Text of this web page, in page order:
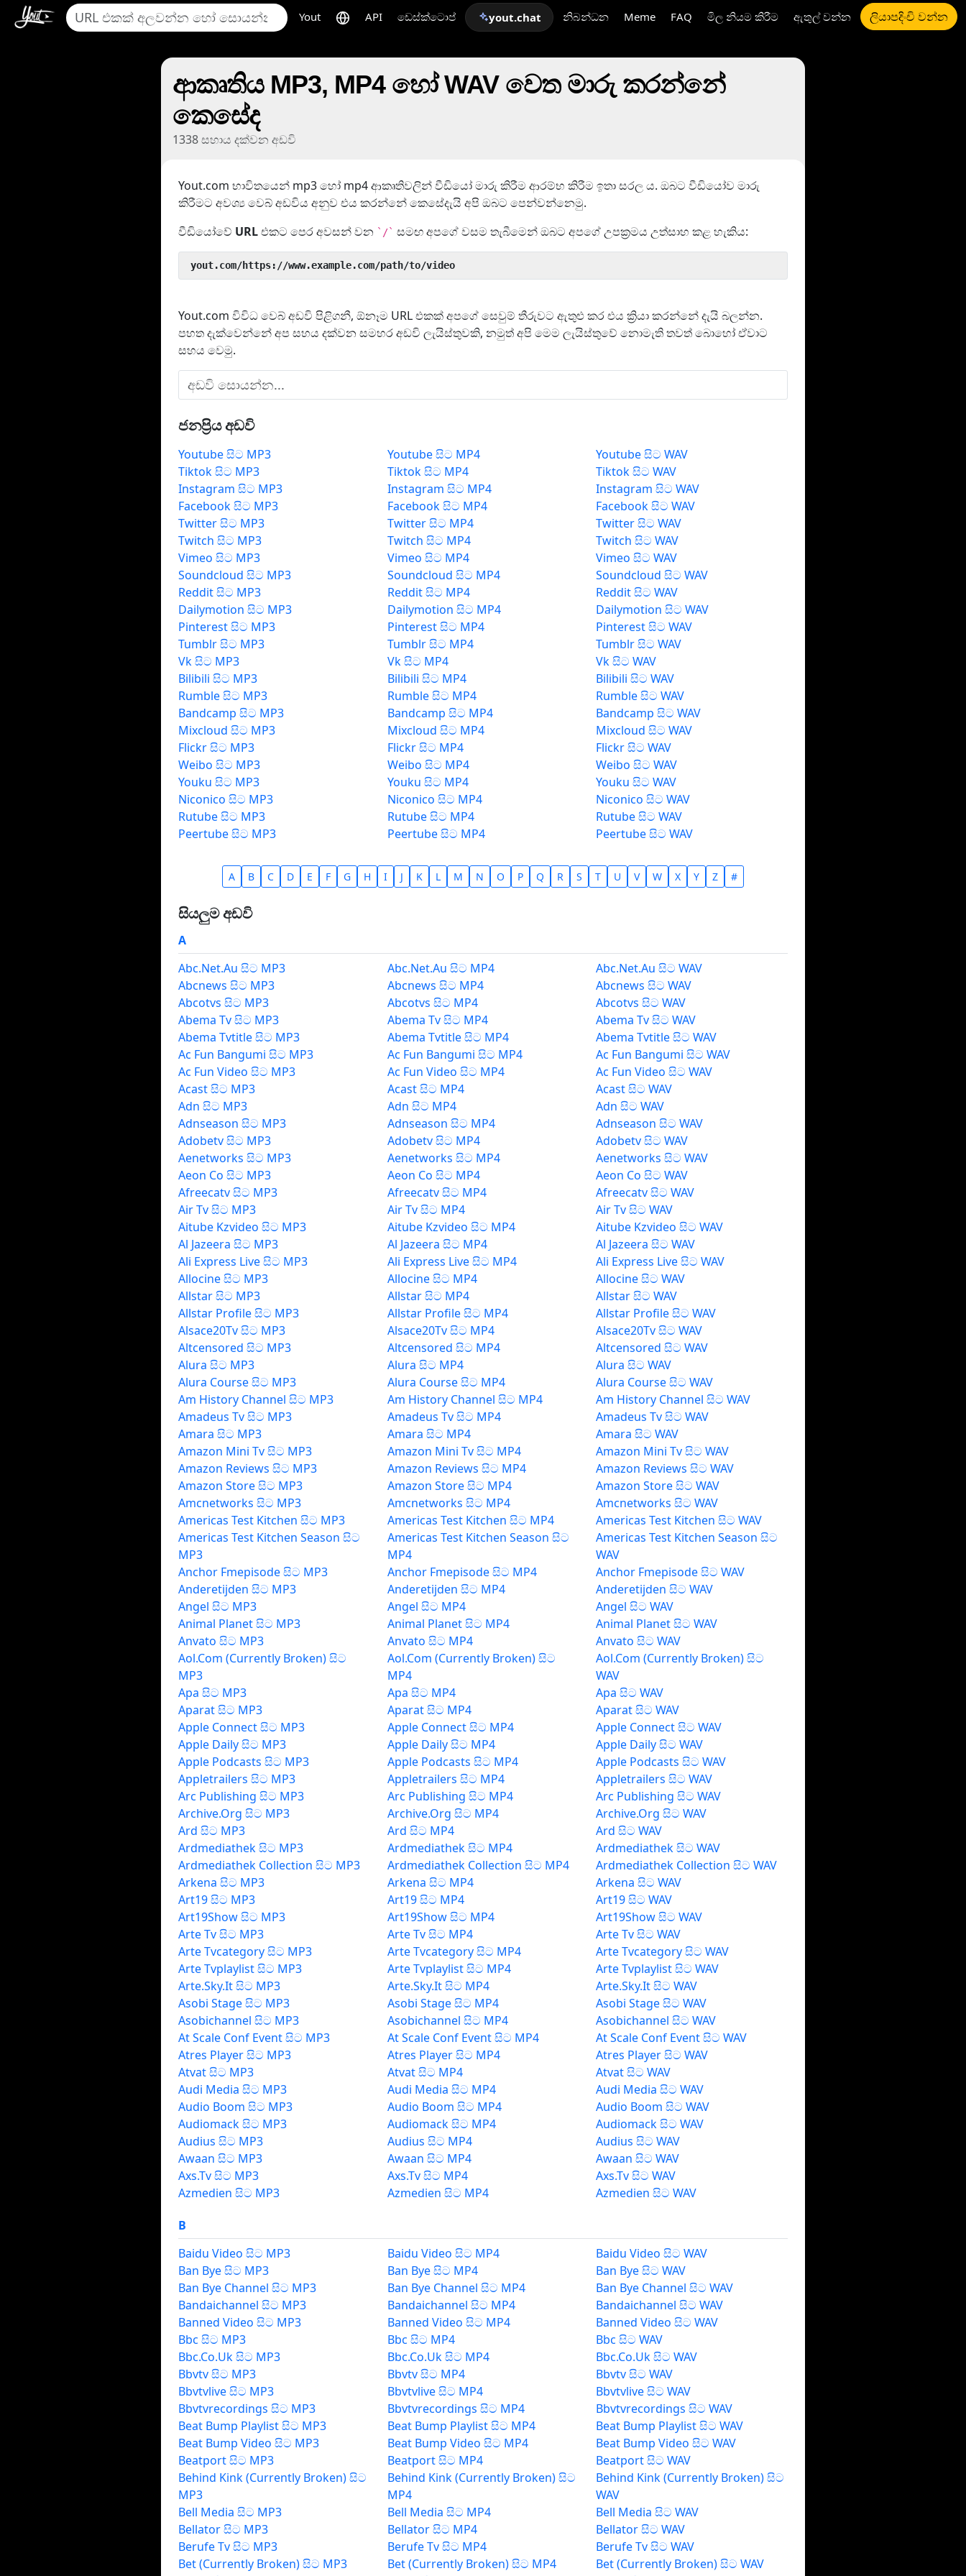
Yout API ඩෙස්ක්ටොප් yout.chat නිබන්ධන Meme FAQ මිල නියම කිරීම ඇතුල් වන්න ලියාපදිංචි වන්න
ආකෘතිය MP3, MP4 හෝ WAV වෙත මාරු කරන්නේ
කෙසේද
1338 සහාය දක්වන අඩවි
Yout.com භාවිතයෙන් mp3 හෝ mp4 ආකෘතිවලින් වීඩියෝ මාරු කිරීම ආරම්භ කිරීම ඉතා සරල ය. ඔබට වීඩියෝව මාරු
කිරීමට අවශ්‍ය වෙබ් අඩවිය අනුව එය කරන්නේ කෙසේදැයි අපි ඔබට පෙන්වන්නෙමු.
වීඩියෝවේ URLඑකට පෙර අවසන් වන `/` සමඟ අපගේ වසම තැබීමෙන් ඔබට අපගේ උපක්‍රමය උත්සාහ කළ හැකිය:
yout.com/https://www.example.com/path/to/video
Yout.com විවිධ වෙබ් අඩවි පිළිගනී, ඕනෑම URL එකක් අපගේ සෙවුම් තීරුවට ඇතුළු කර එය ක්‍රියා කරන්නේ දැයි බලන්න.
පහත දැක්වෙන්නේ අප සහය දක්වන සමහර අඩවි ලැයිස්තුවකි, නමුත් අපි මෙම ලැයිස්තුවේ නොමැති තවත් බොහෝ ඒවාට
සහය වෙමු.
ජනප්‍රිය අඩවි
Youtube සිට MP3
Tiktok සිට MP3
Instagram සිට MP3
Facebook සිට MP3
Twitter සිට MP3
Twitch සිට MP3
Vimeo සිට MP3
Soundcloud සිට MP3
Reddit සිට MP3
Dailymotion සිට MP3
Pinterest සිට MP3
Tumblr සිට MP3
Vk සිට MP3
Bilibili සිට MP3
Rumble සිට MP3
Bandcamp සිට MP3
Mixcloud සිට MP3
Flickr සිට MP3
Weibo සිට MP3
Youku සිට MP3
Niconico සිට MP3
Rutube සිට MP3
Peertube සිට MP3
Youtube සිට MP4
Tiktok සිට MP4
Instagram සිට MP4
Facebook සිට MP4
Twitter සිට MP4
Twitch සිට MP4
Vimeo සිට MP4
Soundcloud සිට MP4
Reddit සිට MP4
Dailymotion සිට MP4
Pinterest සිට MP4
Tumblr සිට MP4
Vk සිට MP4
Bilibili සිට MP4
Rumble සිට MP4
Bandcamp සිට MP4
Mixcloud සිට MP4
Flickr සිට MP4
Weibo සිට MP4
Youku සිට MP4
Niconico සිට MP4
Rutube සිට MP4
Peertube සිට MP4
Youtube සිට WAV
Tiktok සිට WAV
Instagram සිට WAV
Facebook සිට WAV
Twitter සිට WAV
Twitch සිට WAV
Vimeo සිට WAV
Soundcloud සිට WAV
Reddit සිට WAV
Dailymotion සිට WAV
Pinterest සිට WAV
Tumblr සිට WAV
Vk සිට WAV
Bilibili සිට WAV
Rumble සිට WAV
Bandcamp සිට WAV
Mixcloud සිට WAV
Flickr සිට WAV
Weibo සිට WAV
Youku සිට WAV
Niconico සිට WAV
Rutube සිට WAV
Peertube සිට WAV
A B C D E F G H I J K L M N O P Q R S T U V W X Y Z #
සියලුම අඩවි
A
Abc.Net.Au සිට MP3
Abcnews සිට MP3
Abcotvs සිට MP3
Abema Tv සිට MP3
Abema Tvtitle සිට MP3
Ac Fun Bangumi සිට MP3
Ac Fun Video සිට MP3
Acast සිට MP3
Adn සිට MP3
Adnseason සිට MP3
Adobetv සිට MP3
Aenetworks සිට MP3
Aeon Co සිට MP3
Afreecatv සිට MP3
Air Tv සිට MP3
Aitube Kzvideo සිට MP3
Al Jazeera සිට MP3
Ali Express Live සිට MP3
Allocine සිට MP3
Allstar සිට MP3
Allstar Profile සිට MP3
Alsace20Tv සිට MP3
Altcensored සිට MP3
Alura සිට MP3
Alura Course සිට MP3
Am History Channel සිට MP3
Amadeus Tv සිට MP3
Amara සිට MP3
Amazon Mini Tv සිට MP3
Amazon Reviews සිට MP3
Amazon Store සිට MP3
Amcnetworks සිට MP3
Americas Test Kitchen සිට MP3
Americas Test Kitchen Season සිට
MP3
Anchor Fmepisode සිට MP3
Anderetijden සිට MP3
Angel සිට MP3
Animal Planet සිට MP3
Anvato සිට MP3
Aol.Com (Currently Broken) සිට
MP3
Apa සිට MP3
Aparat සිට MP3
Apple Connect සිට MP3
Apple Daily සිට MP3
Apple Podcasts සිට MP3
Appletrailers සිට MP3
Arc Publishing සිට MP3
Archive.Org සිට MP3
Ard සිට MP3
Ardmediathek සිට MP3
Ardmediathek Collection සිට MP3
Arkena සිට MP3
Art19 සිට MP3
Art19Show සිට MP3
Arte Tv සිට MP3
Arte Tvcategory සිට MP3
Arte Tvplaylist සිට MP3
Arte.Sky.It සිට MP3
Asobi Stage සිට MP3
Asobichannel සිට MP3
At Scale Conf Event සිට MP3
Atres Player සිට MP3
Atvat සිට MP3
Audi Media සිට MP3
Audio Boom සිට MP3
Audiomack සිට MP3
Audius සිට MP3
Awaan සිට MP3
Axs.Tv සිට MP3
Azmedien සිට MP3
Abc.Net.Au සිට MP4
Abcnews සිට MP4
Abcotvs සිට MP4
Abema Tv සිට MP4
Abema Tvtitle සිට MP4
Ac Fun Bangumi සිට MP4
Ac Fun Video සිට MP4
Acast සිට MP4
Adn සිට MP4
Adnseason සිට MP4
Adobetv සිට MP4
Aenetworks සිට MP4
Aeon Co සිට MP4
Afreecatv සිට MP4
Air Tv සිට MP4
Aitube Kzvideo සිට MP4
Al Jazeera සිට MP4
Ali Express Live සිට MP4
Allocine සිට MP4
Allstar සිට MP4
Allstar Profile සිට MP4
Alsace20Tv සිට MP4
Altcensored සිට MP4
Alura සිට MP4
Alura Course සිට MP4
Am History Channel සිට MP4
Amadeus Tv සිට MP4
Amara සිට MP4
Amazon Mini Tv සිට MP4
Amazon Reviews සිට MP4
Amazon Store සිට MP4
Amcnetworks සිට MP4
Americas Test Kitchen සිට MP4
Americas Test Kitchen Season සිට
MP4
Anchor Fmepisode සිට MP4
Anderetijden සිට MP4
Angel සිට MP4
Animal Planet සිට MP4
Anvato සිට MP4
Aol.Com (Currently Broken) සිට
MP4
Apa සිට MP4
Aparat සිට MP4
Apple Connect සිට MP4
Apple Daily සිට MP4
Apple Podcasts සිට MP4
Appletrailers සිට MP4
Arc Publishing සිට MP4
Archive.Org සිට MP4
Ard සිට MP4
Ardmediathek සිට MP4
Ardmediathek Collection සිට MP4
Arkena සිට MP4
Art19 සිට MP4
Art19Show සිට MP4
Arte Tv සිට MP4
Arte Tvcategory සිට MP4
Arte Tvplaylist සිට MP4
Arte.Sky.It සිට MP4
Asobi Stage සිට MP4
Asobichannel සිට MP4
At Scale Conf Event සිට MP4
Atres Player සිට MP4
Atvat සිට MP4
Audi Media සිට MP4
Audio Boom සිට MP4
Audiomack සිට MP4
Audius සිට MP4
Awaan සිට MP4
Axs.Tv සිට MP4
Azmedien සිට MP4
Abc.Net.Au සිට WAV
Abcnews සිට WAV
Abcotvs සිට WAV
Abema Tv සිට WAV
Abema Tvtitle සිට WAV
Ac Fun Bangumi සිට WAV
Ac Fun Video සිට WAV
Acast සිට WAV
Adn සිට WAV
Adnseason සිට WAV
Adobetv සිට WAV
Aenetworks සිට WAV
Aeon Co සිට WAV
Afreecatv සිට WAV
Air Tv සිට WAV
Aitube Kzvideo සිට WAV
Al Jazeera සිට WAV
Ali Express Live සිට WAV
Allocine සිට WAV
Allstar සිට WAV
Allstar Profile සිට WAV
Alsace20Tv සිට WAV
Altcensored සිට WAV
Alura සිට WAV
Alura Course සිට WAV
Am History Channel සිට WAV
Amadeus Tv සිට WAV
Amara සිට WAV
Amazon Mini Tv සිට WAV
Amazon Reviews සිට WAV
Amazon Store සිට WAV
Amcnetworks සිට WAV
Americas Test Kitchen සිට WAV
Americas Test Kitchen Season සිට
WAV
Anchor Fmepisode සිට WAV
Anderetijden සිට WAV
Angel සිට WAV
Animal Planet සිට WAV
Anvato සිට WAV
Aol.Com (Currently Broken) සිට
WAV
Apa සිට WAV
Aparat සිට WAV
Apple Connect සිට WAV
Apple Daily සිට WAV
Apple Podcasts සිට WAV
Appletrailers සිට WAV
Arc Publishing සිට WAV
Archive.Org සිට WAV
Ard සිට WAV
Ardmediathek සිට WAV
Ardmediathek Collection සිට WAV
Arkena සිට WAV
Art19 සිට WAV
Art19Show සිට WAV
Arte Tv සිට WAV
Arte Tvcategory සිට WAV
Arte Tvplaylist සිට WAV
Arte.Sky.It සිට WAV
Asobi Stage සිට WAV
Asobichannel සිට WAV
At Scale Conf Event සිට WAV
Atres Player සිට WAV
Atvat සිට WAV
Audi Media සිට WAV
Audio Boom සිට WAV
Audiomack සිට WAV
Audius සිට WAV
Awaan සිට WAV
Axs.Tv සිට WAV
Azmedien සිට WAV
B
Baidu Video සිට MP3
Ban Bye සිට MP3
Ban Bye Channel සිට MP3
Bandaichannel සිට MP3
Banned Video සිට MP3
Bbc සිට MP3
Bbc.Co.Uk සිට MP3
Bbvtv සිට MP3
Bbvtvlive සිට MP3
Bbvtvrecordings සිට MP3
Beat Bump Playlist සිට MP3
Beat Bump Video සිට MP3
Beatport සිට MP3
Behind Kink (Currently Broken) සිට
MP3
Bell Media සිට MP3
Bellator සිට MP3
Berufe Tv සිට MP3
Bet (Currently Broken) සිට MP3
Baidu Video සිට MP4
Ban Bye සිට MP4
Ban Bye Channel සිට MP4
Bandaichannel සිට MP4
Banned Video සිට MP4
Bbc සිට MP4
Bbc.Co.Uk සිට MP4
Bbvtv සිට MP4
Bbvtvlive සිට MP4
Bbvtvrecordings සිට MP4
Beat Bump Playlist සිට MP4
Beat Bump Video සිට MP4
Beatport සිට MP4
Behind Kink (Currently Broken) සිට
MP4
Bell Media සිට MP4
Bellator සිට MP4
Berufe Tv සිට MP4
Bet (Currently Broken) සිට MP4
Baidu Video සිට WAV
Ban Bye සිට WAV
Ban Bye Channel සිට WAV
Bandaichannel සිට WAV
Banned Video සිට WAV
Bbc සිට WAV
Bbc.Co.Uk සිට WAV
Bbvtv සිට WAV
Bbvtvlive සිට WAV
Bbvtvrecordings සිට WAV
Beat Bump Playlist සිට WAV
Beat Bump Video සිට WAV
Beatport සිට WAV
Behind Kink (Currently Broken) සිට
WAV
Bell Media සිට WAV
Bellator සිට WAV
Berufe Tv සිට WAV
Bet (Currently Broken) සිට WAV